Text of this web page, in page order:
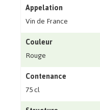
Appelation
Vin de France
Couleur
Rouge
Contenance
75 cl